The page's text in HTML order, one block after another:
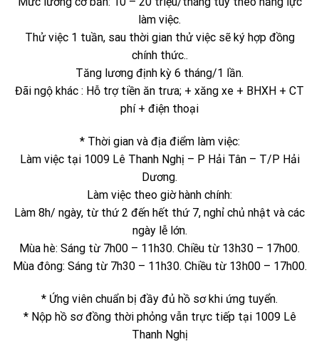
làm việc.
Thử việc 1 tuần, sau thời gian thử việc sẽ ký hợp đồng
chính thức..
Tăng lương định kỳ 6 tháng/1 lần.
Đãi ngộ khác : Hỗ trợ tiền ăn trưa; + xăng xe + BHXH + CT
phí + điện thoại
* Thời gian và địa điểm làm việc:
Làm việc tại 1009 Lê Thanh Nghị – P Hải Tân – T/P Hải
Dương.
Làm việc theo giờ hành chính:
Làm 8h/ ngày, từ thứ 2 đến hết thứ 7, nghỉ chủ nhật và các
ngày lễ lớn.
Mùa hè: Sáng từ 7h00 – 11h30. Chiều từ 13h30 – 17h00.
Mùa đông: Sáng từ 7h30 – 11h30. Chiều từ 13h00 – 17h00.
* Ứng viên chuẩn bị đầy đủ hồ sơ khi ứng tuyển.
* Nộp hồ sơ đồng thời phỏng vẫn trực tiếp tại 1009 Lê
Thanh Nghị